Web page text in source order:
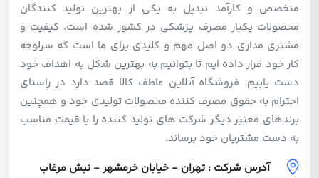
متخصص و کارآمد تبدیل به یکی از بهترین تولید کنندگان
محصولات یکبار مصرف پزشکی در کشور شده است. کیفیت و
مشتری مداری دو اصل مهم و کلیدی برای ما است که سرلوحه
کار خود قرار داده ایم تا بتوانیم به بهترین شکل به اهداف خود
دست یابیم. فروشگاه آنلاین عاطف کالا قصد دارد در راستای
احترام به حقوق مصرف کننده محصولات تولیدی خود و همچنین
برندهای معتبر دیگر شرکت های تولید کننده را با قیمت مناسب
به دست مشتریان خود برساند.
آدرس شرکت : تهران - خیابان خرمشهر - نبش مرغاب